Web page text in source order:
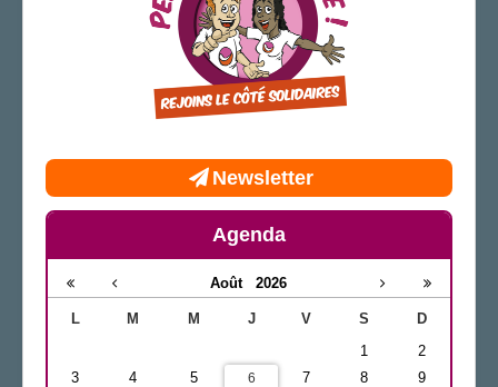
Newsletter
Agenda
Août 2026
L M M J V S
D
1
2
3
4 5 6 7 8
9